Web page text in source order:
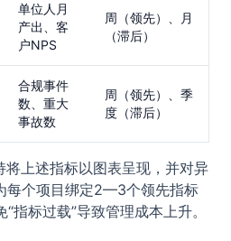
单位人月
产出、客
户NPS
周（领先）、月
（滞后）
合规事件
数、重大
事故数
周（领先）、季
度（滞后）
上述指标以图表呈现，并对异
每个项目绑定2—3个领先指标
标过载”导致管理成本上升。